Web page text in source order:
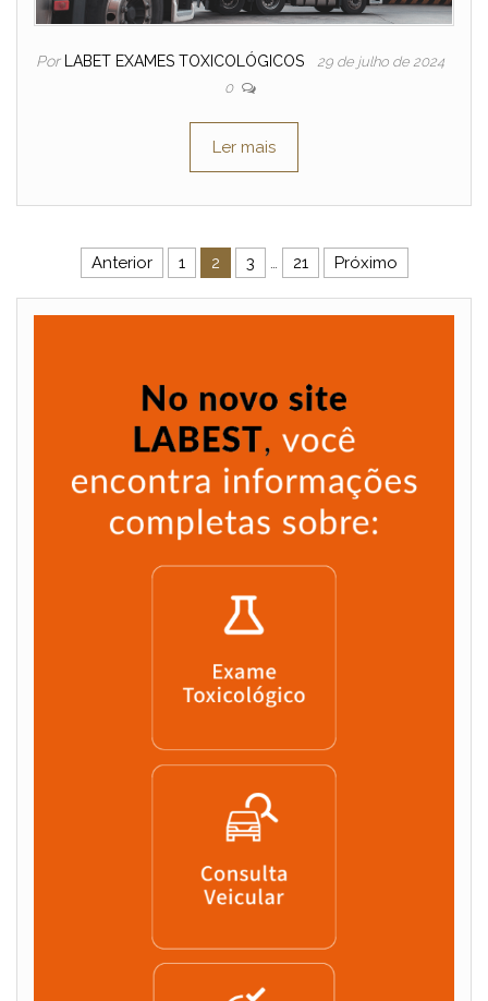
Por LABET EXAMES TOXICOLÓGICOS
29 de julho de 2024
0
Ler mais
Navegação por posts
Anterior 1 2 3 21 Próximo